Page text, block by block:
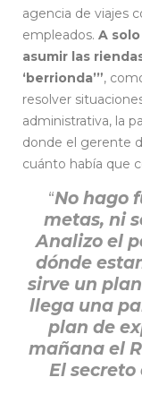
agencia de viajes
empleados. A
asumir las
‘berrionda’”,
resolver
administrativa, la
donde el gerente
cuánto había que
“No hago
metas, ni
Analizo el
dónde
sirve un
llega una
plan de
mañana el
El